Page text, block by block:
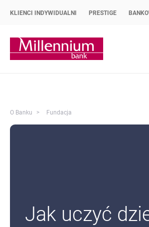
KLIENCI INDYWIDUALNI PRESTIGE
Strona główna Bank Millennium
O Banku Fundacja
Promowane
Jak uczyć